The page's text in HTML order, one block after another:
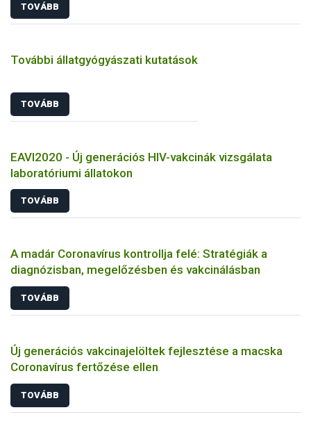
TOVÁBB
További állatgyógyászati kutatások
TOVÁBB
EAVI2020 - Új generációs HIV-vakcinák vizsgálata
laboratóriumi állatokon
TOVÁBB
A madár Coronavírus kontrollja felé: Stratégiák a
diagnózisban, megelőzésben és vakcinálásban
TOVÁBB
Új generációs vakcinajelöltek fejlesztése a macska
Coronavírus fertőzése ellen
TOVÁBB